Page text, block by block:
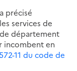
précisé
services de
département
incombent en
11 du code de